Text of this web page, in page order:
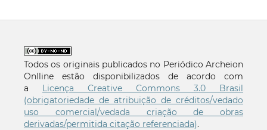
Todos os originais publicados no Periódico Archeion
Onlline estão disponibilizados de acordo com
a Licença Creative Commons 3.0 Brasil
(obrigatoriedade de atribuição de créditos/vedado
uso comercial/vedada criação de obras
derivadas/permitida citação referenciada).